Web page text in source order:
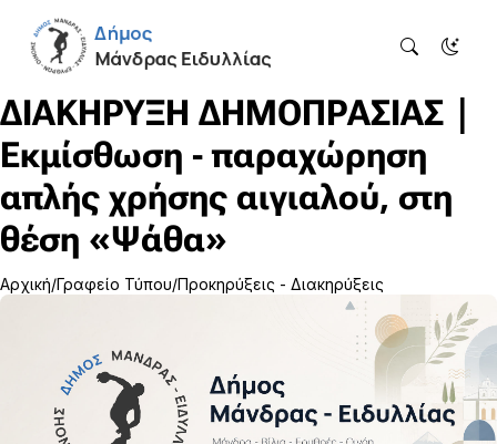
ΔΙΑΚΗΡΥΞΗ ΔΗΜΟΠΡΑΣΙΑΣ |
Εκμίσθωση - παραχώρηση
απλής χρήσης αιγιαλού, στη
θέση «Ψάθα»
Αρχική Γραφείο Τύπου Προκηρύξεις - Διακηρύξεις